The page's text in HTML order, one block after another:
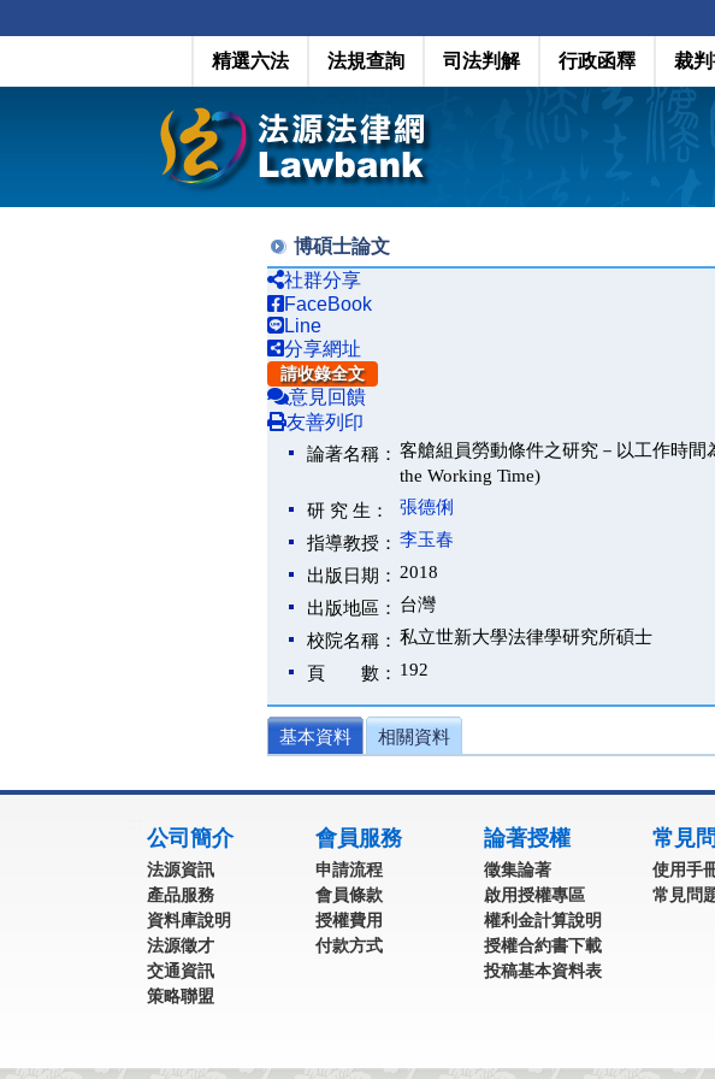
精選六法 法規查詢 司法判解 行政函釋 裁
博碩士論文
社群分享
FaceBook
Line
分享網址
請收錄全文
意見回饋
友善列印
論著名稱： 客艙組員勞動條件之研究－以工作時間
the Working Time)
研 究 生：
張德俐
指導教授： 李玉春
出版日期： 2018
出版地區： 台灣
校院名稱： 私立世新大學法律學研究所碩士
頁 數： 192
基本資料 相關資料
公司簡介
法源資訊
產品服務
資料庫說明
法源徵才
交通資訊
策略聯盟
會員服務
申請流程
會員條款
授權費用
付款方式
論著授權
徵集論著
啟用授權專區
權利金計算說明
授權合約書下載
投稿基本資料表
常見
使用手
常見問